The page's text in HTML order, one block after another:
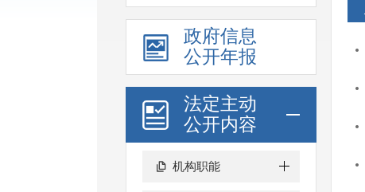
政府信息
公开年报
法定主动
公开内容
机构职能